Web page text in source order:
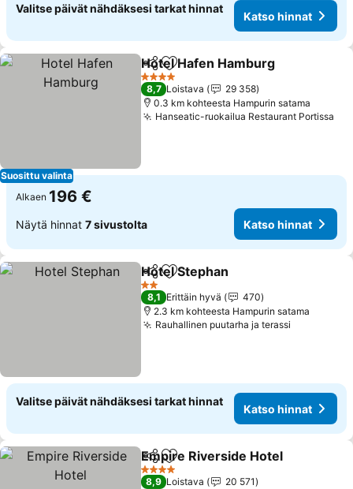
Valitse päivät nähdäksesi tarkat hinnat
Katso hinnat
Suosittu valinta
Jaa Lisää suosikkeihin
Hotel Hafen Hamburg
4 Tähtiluokitus
8,7 Loistava
29 358
0.3 km kohteesta Hampurin satama
Hanseatic-ruokailua Restaurant Portissa
Alkaen 196 €
Näytä hinnat 7 sivustolta Katso hinnat
Jaa Lisää suosikkeihin
Hotel Stephan
2 Tähtiluokitus
8,1 Erittäin hyvä
470
2.3 km kohteesta Hampurin satama
Rauhallinen puutarha ja terassi
Valitse päivät nähdäksesi tarkat hinnat
Katso hinnat
Jaa Lisää suosikkeihin
Empire Riverside Hotel
4 Tähtiluokitus
8,9 Loistava
20 571